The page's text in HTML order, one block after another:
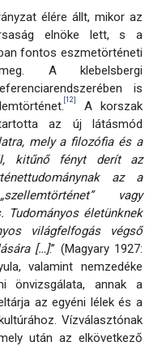
élére állt, mikor az
elnöke lett, s a
fontos eszmetörténeti
A klebelsbergi
is
[12]
A korszak
az új látásmód
mely a filozófia és a
kitűnő fényt derít az
az a
vagy
Tudományos életünknek
világfelfogás végső
[…].” (Magyary 1927:
valamint nemzedéke
önvizsgálata, annak a
az egyéni lélek és a
Vízválasztónak
után az elkövetkező